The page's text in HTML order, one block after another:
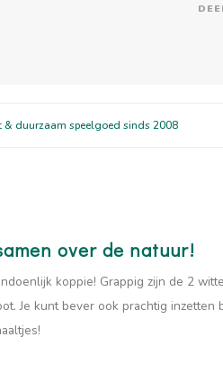
& duurzaam speelgoed sinds 2008
over de natuur!
koppie! Grappig zijn de 2
Je kunt bever ook prachtig inzetten